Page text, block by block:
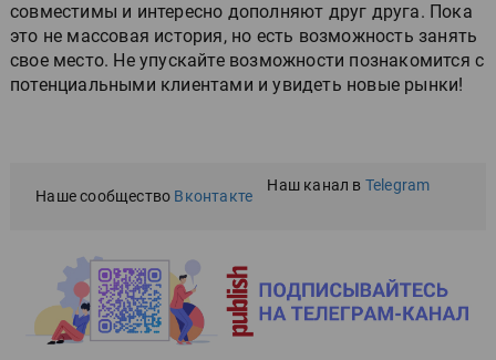
совместимы и интересно дополняют друг друга. Пока
это не массовая история, но есть возможность занять
свое место. Не упускайте возможности познакомится с
потенциальными клиентами и увидеть новые рынки!
Наше сообщество Вконтакте
Наш канал в Telegram